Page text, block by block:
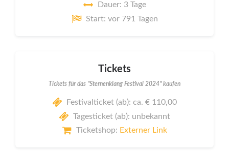
Dauer: 3 Tage
Start: vor 791 Tagen
Tickets
Tickets für das "Sternenklang Festival 2024" kaufen
Festivalticket (ab): ca. € 110,00
Tagesticket (ab): unbekannt
Ticketshop: Externer Link